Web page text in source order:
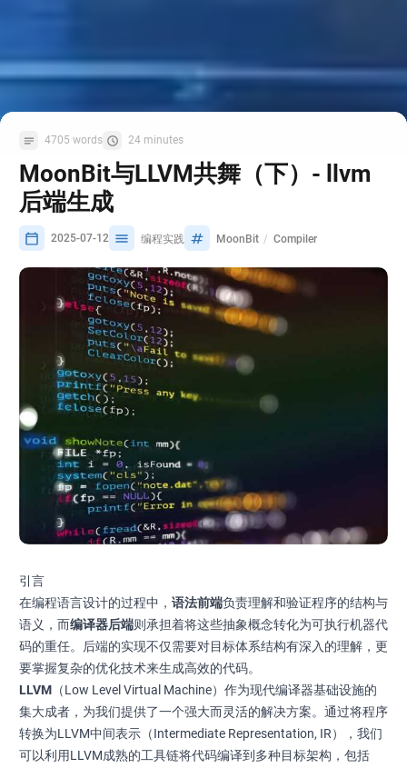
4705 words 24 minutes
MoonBit与LLVM共舞（下）- llvm
后端生成
2025-07-12 编程实践 MoonBit Compiler
引言
在编程语言设计的过程中， 语法前端负责理解和验证程序的结构与
语义，而编译器后端则承担着将这些抽象概念转化为可执行机器代
码的重任。后端的实现不仅需要对目标体系结构有深入的理解，更
要掌握复杂的优化技术来生成高效的代码。
LLVM （Low Level Virtual Machine）作为现代编译器基础设施的
集大成者，为我们提供了一个强大而灵活的解决方案。通过将程序
转换为LLVM中间表示（Intermediate Representation, IR），我们
可以利用LLVM成熟的工具链将代码编译到多种目标架构，包括